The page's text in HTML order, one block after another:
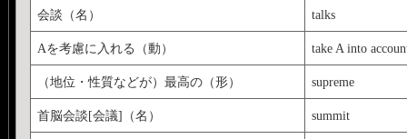
会談（名） talks
Aを考慮に入れる（動） take A into
（地位・性質などが）最高の（形） supreme
首脳会談[会議]（名） summit